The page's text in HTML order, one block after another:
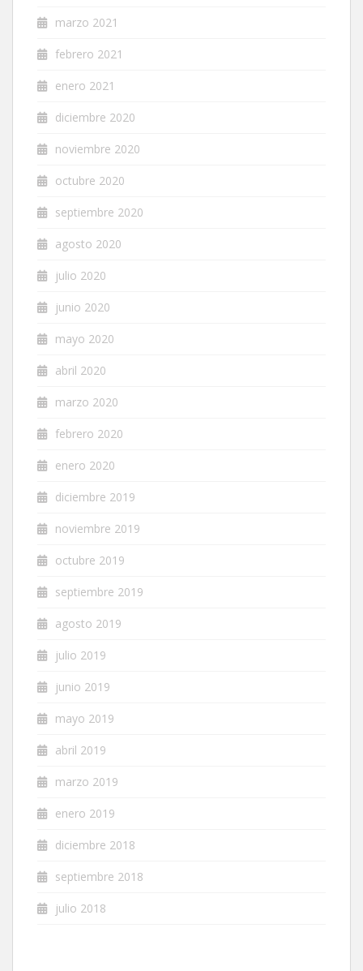
marzo 2021
febrero 2021
enero 2021
diciembre 2020
noviembre 2020
octubre 2020
septiembre 2020
agosto 2020
julio 2020
junio 2020
mayo 2020
abril 2020
marzo 2020
febrero 2020
enero 2020
diciembre 2019
noviembre 2019
octubre 2019
septiembre 2019
agosto 2019
julio 2019
junio 2019
mayo 2019
abril 2019
marzo 2019
enero 2019
diciembre 2018
septiembre 2018
julio 2018